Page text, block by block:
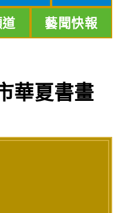
藝聞快報
華夏書畫